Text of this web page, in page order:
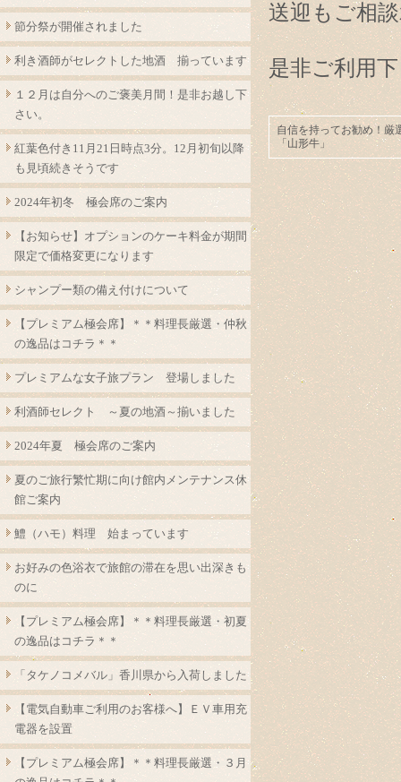
送迎もご相
是非ご利用
自信を持ってお勧め！厳
「山形牛」
節分祭が開催されました
利き酒師がセレクトした地酒 揃っています
１２月は自分へのご褒美月間！是非お越し下
さい。
紅葉色付き11月21日時点3分。12月初旬以降
も見頃続きそうです
2024年初冬 極会席のご案内
【お知らせ】オプションのケーキ料金が期間
限定で価格変更になります
シャンプー類の備え付けについて
【プレミアム極会席】＊＊料理長厳選・仲秋
の逸品はコチラ＊＊
プレミアムな女子旅プラン 登場しました
利酒師セレクト ～夏の地酒～揃いました
2024年夏 極会席のご案内
夏のご旅行繁忙期に向け館内メンテナンス休
館ご案内
鱧（ハモ）料理 始まっています
お好みの色浴衣で旅館の滞在を思い出深きも
のに
【プレミアム極会席】＊＊料理長厳選・初夏
の逸品はコチラ＊＊
「タケノコメバル」香川県から入荷しました
【電気自動車ご利用のお客様へ】ＥＶ車用充
電器を設置
【プレミアム極会席】＊＊料理長厳選・３月